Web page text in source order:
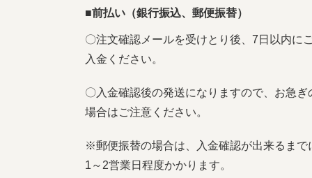
■前払い（銀行振込、郵便振替）
〇注文確認メールを受けとり後、7日以内に
入金ください。
〇入金確認後の発送になりますので、お急ぎ
場合はご注意ください。
※郵便振替の場合は、入金確認が出来るまで
1～2営業日程度かかります。